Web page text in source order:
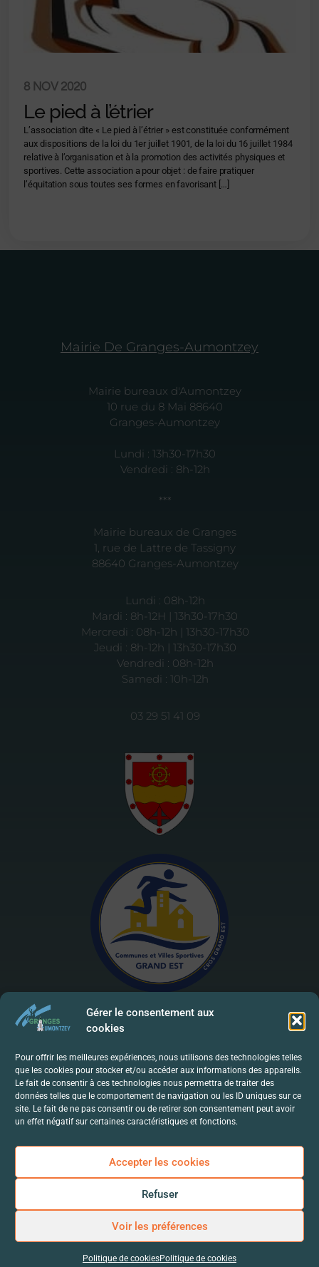
Gérer le consentement aux
cookies
Pour offrir les meilleures expériences, nous utilisons des technologies telles
que les cookies pour stocker et/ou accéder aux informations des appareils.
Le fait de consentir à ces technologies nous permettra de traiter des
données telles que le comportement de navigation ou les ID uniques sur ce
site. Le fait de ne pas consentir ou de retirer son consentement peut avoir
un effet négatif sur certaines caractéristiques et fonctions.
Accepter les cookies
Refuser
Voir les préférences
Politique de cookiesPolitique de cookies
8 NOV 2020
Le pied à l’étrier
L’association dite « Le pied à l’étrier » est constituée conformément
aux dispositions de la loi du 1er juillet 1901, de la loi du 16 juillet 1984
relative à l’organisation et à la promotion des activités physiques et
sportives. Cette association a pour objet : de faire pratiquer
l’équitation sous toutes ses formes en favorisant […]
Mairie De Granges-Aumontzey
Mairie bureaux d'Aumontzey
10 rue du 8 Mai 88640
Granges-Aumontzey
Lundi : 13h30-17h30
Vendredi : 8h-12h
***
Mairie bureaux de Granges
1, rue de Lattre de Tassigny
88640 Granges-Aumontzey
Lundi : 08h-12h
Mardi : 8h-12H | 13h30-17h30
Mercredi : 08h-12h | 13h30-17h30
Jeudi : 8h-12h | 13h30-17h30
Vendredi : 08h-12h
Samedi : 10h-12h
03 29 51 41 09
Mentions Légales | RGPD
Politique De Confidentialité
Contact
© 2024-Mairie de Granges-Aumontzey